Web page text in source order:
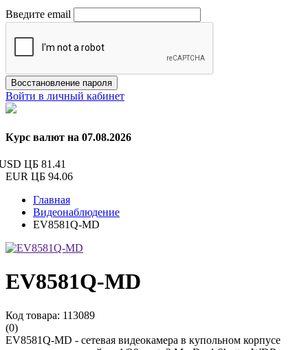
Введите email
Восстановление пароля
Войти в личный кабинет
Курс валют на 07.08.2026
ЦБ 81.41
EUR ЦБ 94.06
Главная
Видеонаблюдение
EV8581Q-MD
EV8581Q-MD
Код товара: 113089
(0)
EV8581Q-MD - сетевая видеокамера в купольном корпусе